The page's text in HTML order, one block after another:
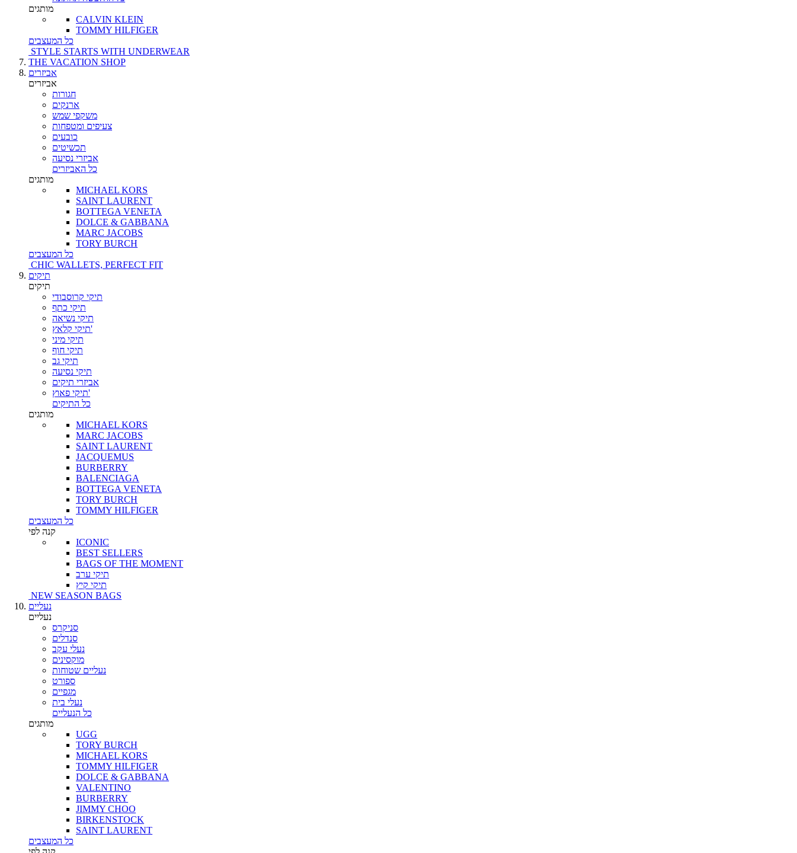
מותגים
CALVIN KLEIN
TOMMY HILFIGER
כל המעצבים
STYLE STARTS WITH UNDERWEAR
THE VACATION SHOP
אביזרים
אביזרים
חגורות
ארנקים
משקפי שמש
צעיפים ומטפחות
כובעים
תכשיטים
אביזרי נסיעה
כל האביזרים
מותגים
MICHAEL KORS
SAINT LAURENT
BOTTEGA VENETA
DOLCE & GABBANA
MARC JACOBS
TORY BURCH
כל המעצבים
CHIC WALLETS, PERFECT FIT
תיקים
תיקים
תיקי קרוסבודי
תיקי כתף
תיקי נשיאה
תיקי קלאץ'
תיקי מיני
תיקי חוף
תיקי גב
תיקי נסיעה
אביזרי תיקים
תיקי פאוץ'
כל התיקים
מותגים
MICHAEL KORS
MARC JACOBS
SAINT LAURENT
JACQUEMUS
BURBERRY
BALENCIAGA
BOTTEGA VENETA
TORY BURCH
TOMMY HILFIGER
כל המעצבים
קנה לפי
ICONIC
BEST SELLERS
BAGS OF THE MOMENT
תיקי ערב
תיקי קיץ
NEW SEASON BAGS
נעליים
נעליים
סניקרס
סנדלים
נעלי עקב
מוקסינים
נעליים שטוחות
ספורט
מגפיים
נעלי בית
כל הנעליים
מותגים
UGG
TORY BURCH
MICHAEL KORS
TOMMY HILFIGER
DOLCE & GABBANA
VALENTINO
BURBERRY
JIMMY CHOO
BIRKENSTOCK
SAINT LAURENT
כל המעצבים